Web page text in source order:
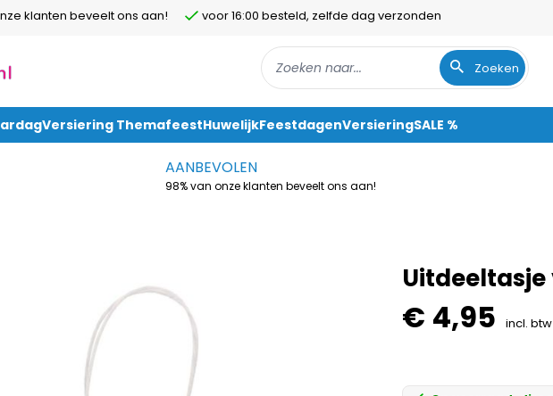
klanten beveelt ons aan! voor 16:00 besteld, zelfde dag verzonden
Zoeken
Versiering ThemafeestHuwelijkFeestdagenVersieringSALE %
AANBEVOLEN
98% van onze klanten beveelt ons aan!
€ 4,95 incl. btw